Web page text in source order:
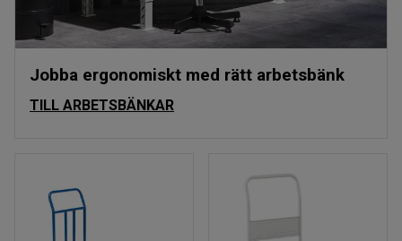
Jobba ergonomiskt med rätt arbetsbänk
TILL ARBETSBÄNKAR